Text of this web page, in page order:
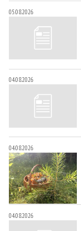
05.08.2026
04.08.2026
04.08.2026
04.08.2026